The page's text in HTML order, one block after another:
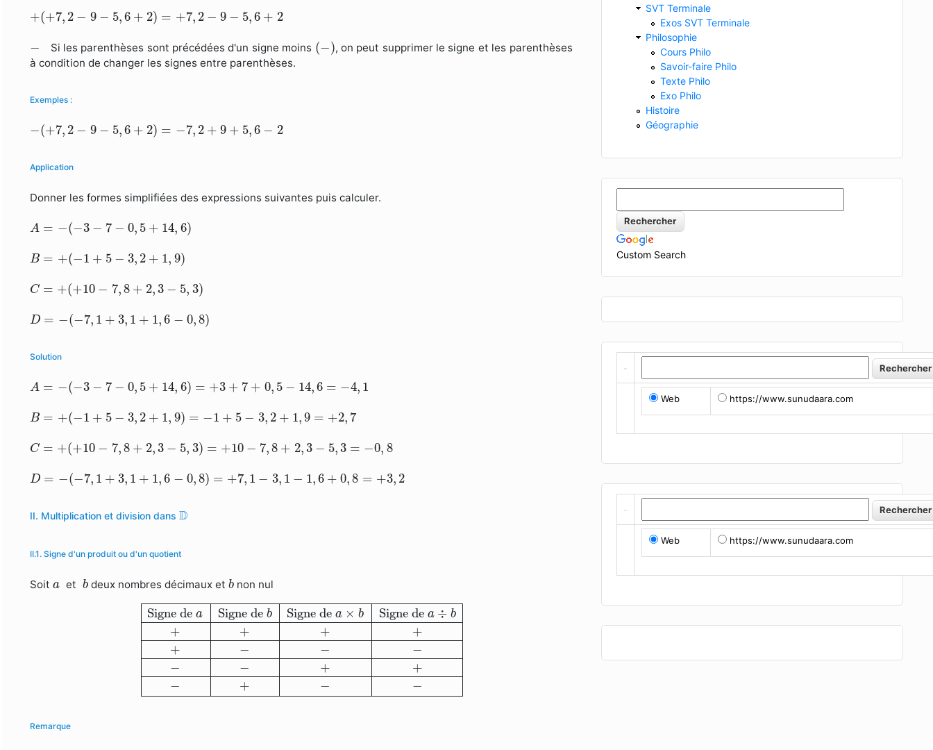
+(+7, 2 − 9 − 5,6 + 2) = +7, 2 − 9 − 5,6 + 2
+ (+ 7,2− −5 + 2) = +7, 9 −5,6 2
− Si les parenthèses sont précédées d'un signe moins (−)
( ) , on peut supprimer le signe et les parenthèses
à condition de changer les signes entre parenthèses.
Exemples :
−(+7, 2 − 9 − 5,6 + 2) = −7, 2 + 9 + 5,6 − 2
(+ 7,2− −5 + 2) = −7, +5,6 − 2
Application
Donner les formes simplifiées des expressions suivantes puis calculer.
A = −(−3 − 7 − 0, 5 + 14, 6)
A 3 −7 0, +14, 6
B = +(−1 + 5 − 3, 2 + 1, 9)
B= − 1 5 − 3,2 1, 9)
C = +(+10 − 7,8 + 2,3 − 5, 3)
C +10−7 + 2,3 − 5 3
D = −(−7, 1 + 3, 1 + 1,6 − 0,8)
D= 7 + 3 + 1, 6 0 ,8 )
Solution
A = −(−3 − 7 − 0, 5 + 14, 6) = +3 + 7 + 0, 5 − 14,6 = −4, 1
A 3 −7 0, +14, 6 = + 3+ 0 ,5 − 14 6 =−4
B = +(−1 + 5 − 3, 2 + 1, 9) = −1 + 5 − 3, 2 + 1,9 = +2, 7
B= − 1 5 − 3,2 1, 9) = −1 +5 2+ 1 9 2 7
C = +(+10 − 7,8 + 2,3 − 5, 3) = +10 − 7,8 + 2,3 − 5,3 = −0, 8
C +10−7 + 2,3 − 5 3 +10− 8+2, −5 3 = −0 ,8
D = −(−7, 1 + 3, 1 + 1,6 − 0,8) = +7, 1 − 3, 1 − 1,6 + 0, 8 = +3, 2
D= 7 + 3 + 1, 6 0 ,8 )= 7,1 −3 −1 ,6 + 8 =+ 2
II. Multiplication et division dansD
D
II.1. Signe d'un produit ou d'un quotient
Soita
a et b
b deux nombres décimaux etb
b non nul
Signe de a Signe de b Signe de a × b Signe de a ÷ b
+ + +
+
+
− −
−
−
− +
+
−
+ − −
Signe deaSigne debSigne dea×bSigne dea÷b++++
Remarque
SVT Terminale
Exos SVT Terminale
Philosophie
Cours Philo
Savoir-faire Philo
Texte Philo
Exo Philo
Histoire
Géographie
Custom Search
Web https://www.sunudaara.com
Web https://www.sunudaara.com